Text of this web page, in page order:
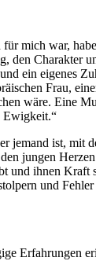
mich war,
den Charakter
ein eigenes
Frau,
wäre. Eine
Ewigkeit.“
jemand ist,
jungen
und ihnen
und
Erfahrungen